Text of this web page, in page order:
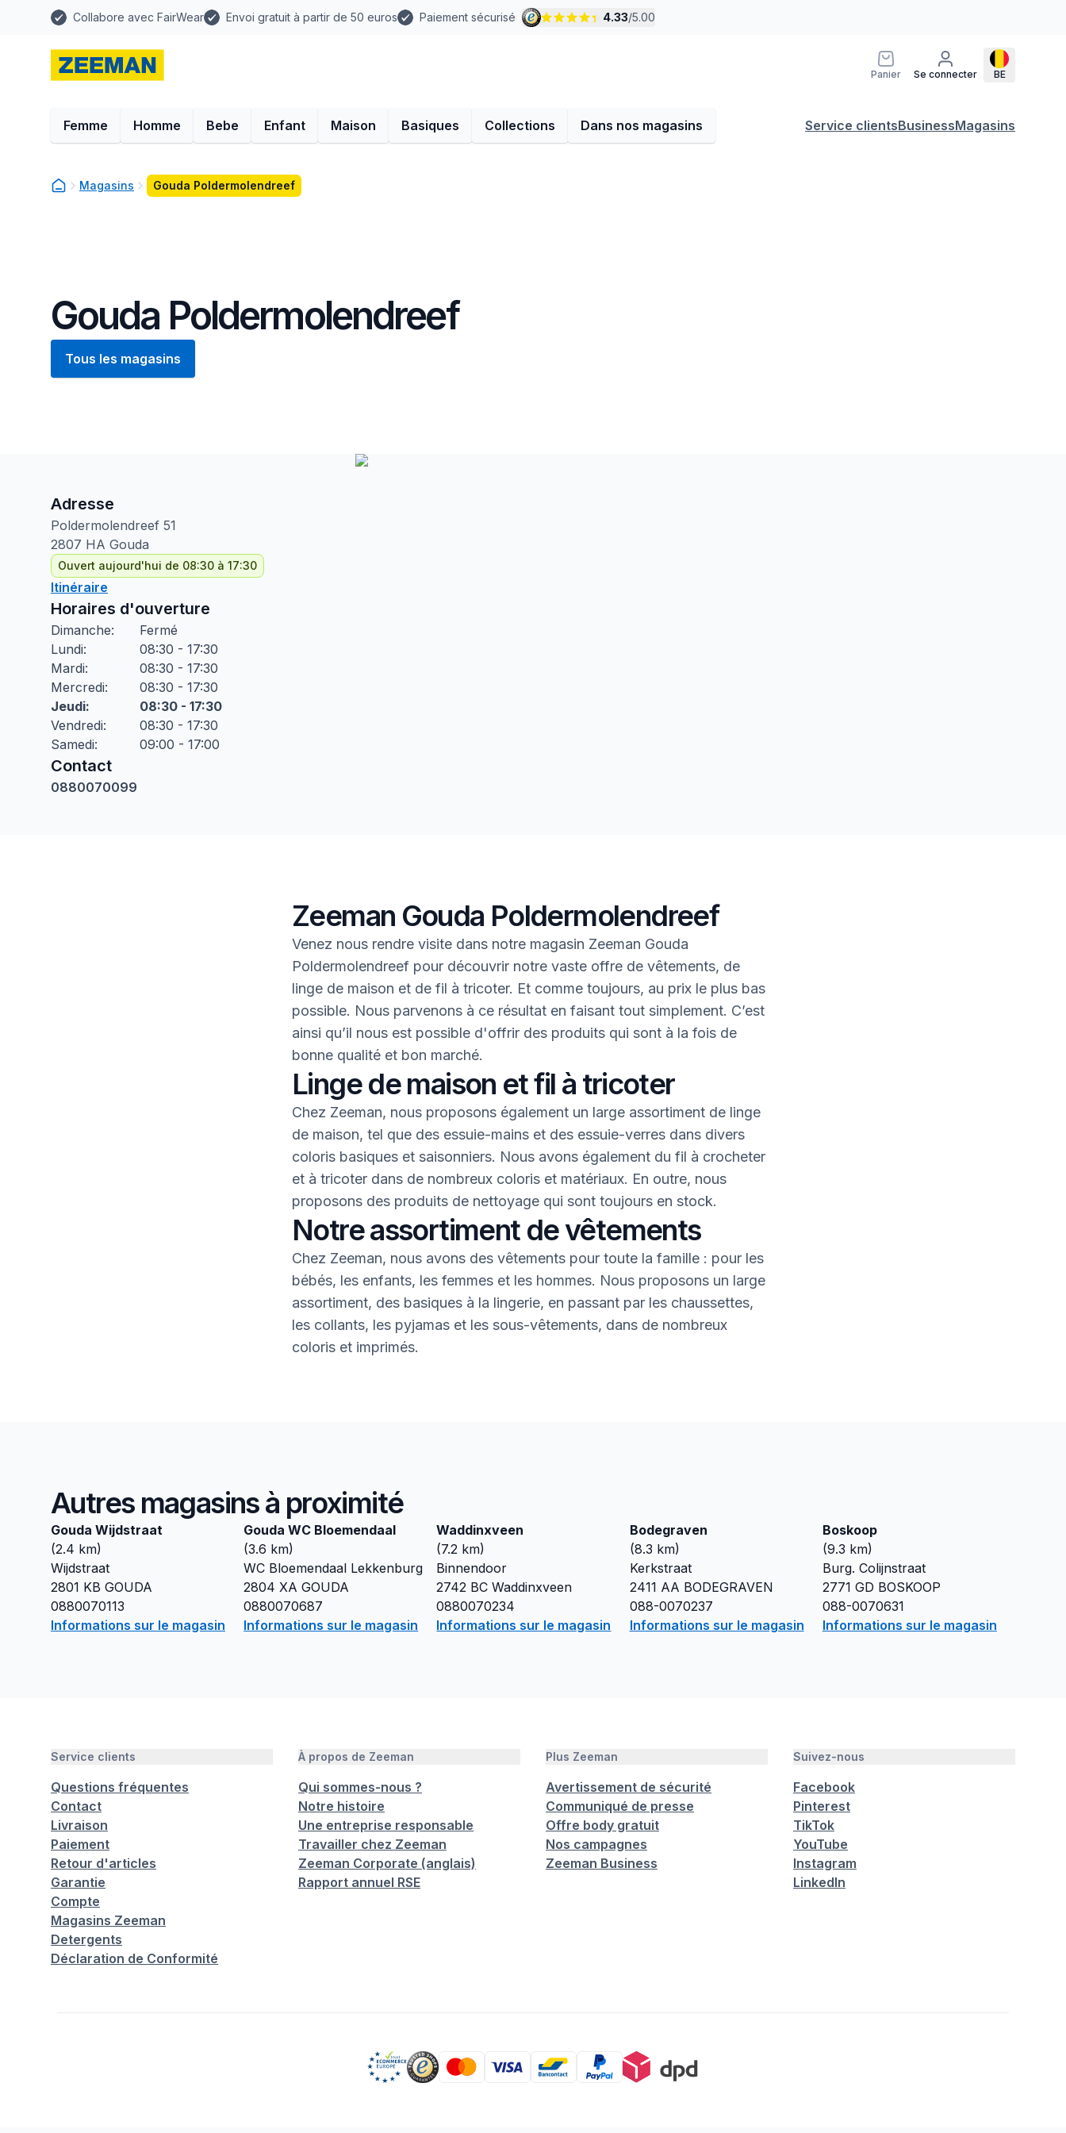
Collabore avec FairWear Envoi gratuit à partir de 50 euros Paiement sécurisé 4.33/5.00
Panier Se connecter BE
Femme Homme Bebe Enfant Maison Basiques Collections Dans nos magasins Service clientsBusinessMagasins
Magasins Gouda Poldermolendreef
Gouda Poldermolendreef
Tous les magasins
Adresse
Poldermolendreef 51
2807 HA Gouda
Ouvert aujourd'hui de 08:30 à 17:30
Itinéraire
Horaires d'ouverture
Dimanche:
Fermé
Lundi:
08:30 - 17:30
Mardi:
08:30 - 17:30
Mercredi:
08:30 - 17:30
Jeudi:
08:30 - 17:30
Vendredi:
08:30 - 17:30
Samedi: 09:00 - 17:00
Contact
0880070099
Zeeman Gouda Poldermolendreef
Venez nous rendre visite dans notre magasin Zeeman Gouda
Poldermolendreef pour découvrir notre vaste offre de vêtements, de
linge de maison et de fil à tricoter. Et comme toujours, au prix le plus bas
possible. Nous parvenons à ce résultat en faisant tout simplement. C’est
ainsi qu’il nous est possible d'offrir des produits qui sont à la fois de
bonne qualité et bon marché.
Linge de maison et fil à tricoter
Chez Zeeman, nous proposons également un large assortiment de linge
de maison, tel que des essuie-mains et des essuie-verres dans divers
coloris basiques et saisonniers. Nous avons également du fil à crocheter
et à tricoter dans de nombreux coloris et matériaux. En outre, nous
proposons des produits de nettoyage qui sont toujours en stock.
Notre assortiment de vêtements
Chez Zeeman, nous avons des vêtements pour toute la famille : pour les
bébés, les enfants, les femmes et les hommes. Nous proposons un large
assortiment, des basiques à la lingerie, en passant par les chaussettes,
les collants, les pyjamas et les sous-vêtements, dans de nombreux
coloris et imprimés.
Autres magasins à proximité
Gouda Wijdstraat
(2.4 km)
Wijdstraat
2801 KB GOUDA
0880070113
Informations sur le magasin
Gouda WC Bloemendaal
(3.6 km)
WC Bloemendaal Lekkenburg
2804 XA GOUDA
0880070687
Informations sur le magasin
Waddinxveen
(7.2 km)
Binnendoor
2742 BC Waddinxveen
0880070234
Informations sur le magasin
Bodegraven
(8.3 km)
Kerkstraat
2411 AA BODEGRAVEN
088-0070237
Informations sur le magasin
Boskoop
(9.3 km)
Burg. Colijnstraat
2771 GD BOSKOOP
088-0070631
Informations sur le magasin
Service clients
Questions fréquentes
Contact
Livraison
Paiement
Retour d'articles
Garantie
Compte
Magasins Zeeman
Detergents
Déclaration de Conformité
À propos de Zeeman
Qui sommes-nous ?
Notre histoire
Une entreprise responsable
Travailler chez Zeeman
Zeeman Corporate (anglais)
Rapport annuel RSE
Plus Zeeman
Avertissement de sécurité
Communiqué de presse
Offre body gratuit
Nos campagnes
Zeeman Business
Suivez-nous
Facebook
Pinterest
TikTok
YouTube
Instagram
LinkedIn